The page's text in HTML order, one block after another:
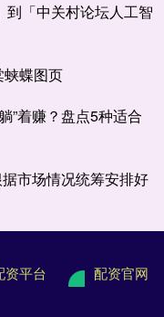
「中关村论坛人工智
蛱蝶图页
”着赚？盘点5种适合
市场情况统筹安排好
资平台 配资官网